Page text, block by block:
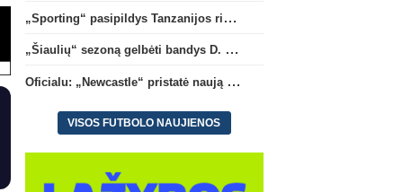
„Sporting“ pasipildys Tanzanijos rinktinės krašto saugu
„Šiaulių“ sezoną gelbėti bandys D. Lastauskas
Oficialu: „Newcastle“ pristatė naują strategą
VISOS FUTBOLO NAUJIENOS